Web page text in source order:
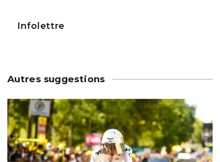
Infolettre
Autres suggestions